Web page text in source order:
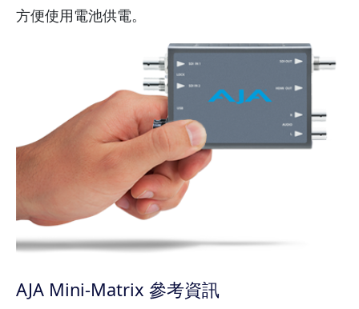
方便使用電池供電。
AJA Mini-Matrix 參考資訊